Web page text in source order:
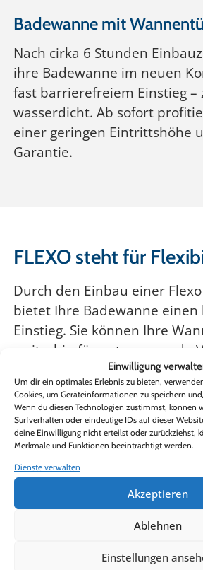
Einwilligung
Um dir ein optimales Erlebnis zu bieten,
Cookies, um Geräteinformationen zu speichern
Wenn du diesen Technologien zustimmst, können
Surfverhalten oder eindeutige IDs auf dieser
deine Einwilligung nicht erteilst oder zurückziehst,
Merkmale und Funktionen beeinträchtigt werden.
Dienste verwalten
Akzeptieren
Ablehnen
Einstellungen
Badewanne mit
Nach cirka 6 Stunden
ihre Badewanne im neuen
fast barrierefreiem Einstieg –
wasserdicht. Ab sofort
einer geringen Eintrittshöhe
Garantie.
FLEXO steht für
Durch den Einbau einer
bietet Ihre Badewanne
Einstieg. Sie können Ihre
weiterhin für entspannende
nutzen, denn die Flexo
selbstverständlich 100%
Einfache Montage in
nur wenigen Stunden wird die
Wannentüre genau auf Ihre
bestehende Badewanne
welche Form die
Einbau ist bei jeder